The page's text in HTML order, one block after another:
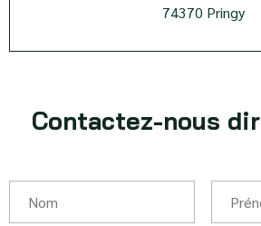
74370 Pringy
Contactez-nous